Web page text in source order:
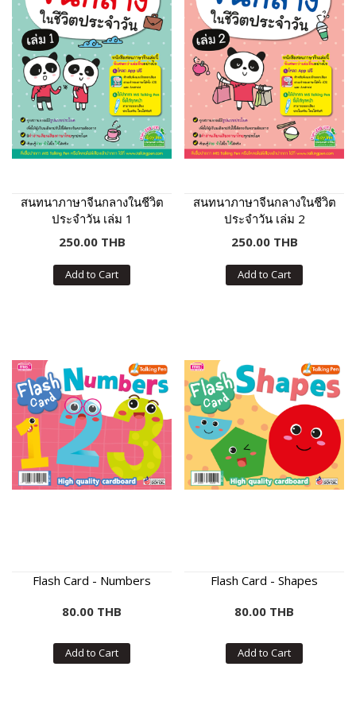
สนทนาภาษาจีนกลางในชีวิต
ประจำวัน เล่ม 1
250.00 THB
Add to Cart
สนทนาภาษาจีนกลางในชีวิต
ประจำวัน เล่ม 2
250.00 THB
Add to Cart
Flash Card - Numbers
80.00 THB
Add to Cart
Flash Card - Shapes
80.00 THB
Add to Cart